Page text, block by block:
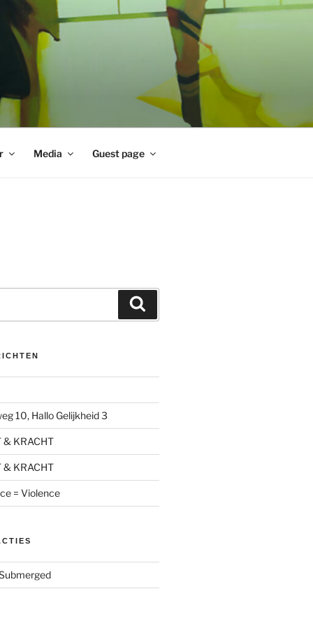
Media Guest page
10, Hallo Gelijkheid 3
& KRACHT
& KRACHT
= Violence